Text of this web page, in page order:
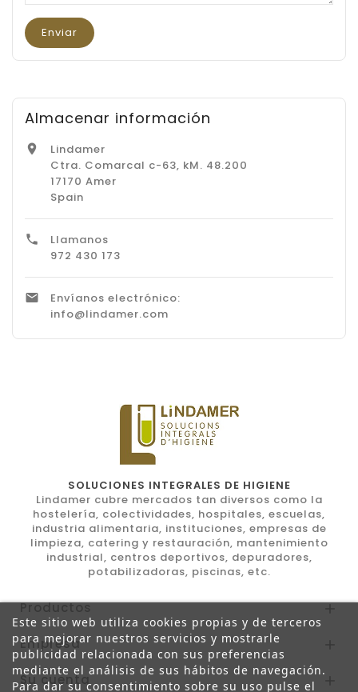
Almacenar información

Lindamer
Ctra. Comarcal c-63, kM. 48.200
17170 Amer
Spain

Llamanos
972 430 173

Envíanos electrónico:
info@lindamer.com
SOLUCIONES INTEGRALES DE HIGIENE
Lindamer cubre mercados tan diversos como la
hostelería, colectividades, hospitales, escuelas,
industria alimentaria, instituciones, empresas de
limpieza, catering y restauración, mantenimiento
industrial, centros deportivos, depuradores,
potabilizadoras, piscinas, etc.
Productos
Empresa
Su cuenta
Este sitio web utiliza cookies propias y de terceros
para mejorar nuestros servicios y mostrarle
publicidad relacionada con sus preferencias
mediante el análisis de sus hábitos de navegación.
Para dar su consentimiento sobre su uso pulse el